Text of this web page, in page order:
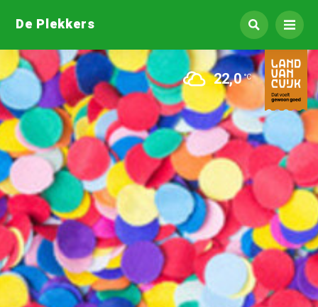
De Plekkers
22,0°C